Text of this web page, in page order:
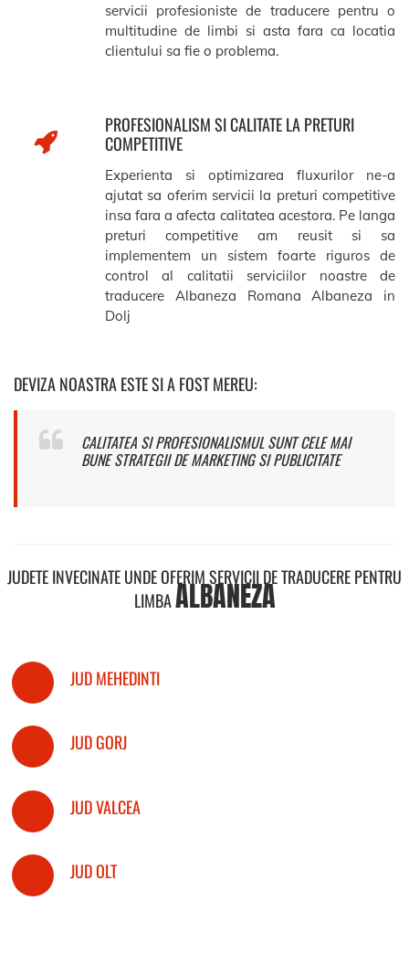
servicii profesioniste de traducere pentru o
multitudine de limbi si asta fara ca locatia
clientului sa fie o problema.
PROFESIONALISM SI CALITATE LA PRETURI
COMPETITIVE
Experienta si optimizarea fluxurilor ne-a
ajutat sa oferim servicii la preturi competitive
insa fara a afecta calitatea acestora. Pe langa
preturi competitive am reusit si sa
implementem un sistem foarte riguros de
control al calitatii serviciilor noastre de
traducere Albaneza Romana Albaneza in
Dolj
DEVIZA NOASTRA ESTE SI A FOST MEREU:
CALITATEA SI PROFESIONALISMUL SUNT CELE MAI
BUNE STRATEGII DE MARKETING SI PUBLICITATE
JUDETE INVECINATE UNDE OFERIM SERVICII DE TRADUCERE PENTRU
LIMBAALBANEZA
JUD MEHEDINTI
JUD GORJ
JUD VALCEA
JUD OLT